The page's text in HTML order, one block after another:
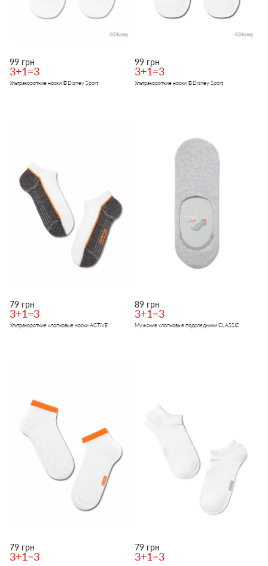
99 грн
3+1=3
Ультракороткие носки ©Disney Sport
99 грн
3+1=3
Ультракороткие носки ©Disney Sport
79 грн
3+1=3
Ультракороткие хлопковые носки ACTIVE
89 грн
3+1=3
Мужские хлопковые подследники CLASSIC
79 грн
3+1=3
79 грн
3+1=3